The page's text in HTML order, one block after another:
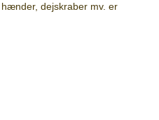
dejskraber mv. er